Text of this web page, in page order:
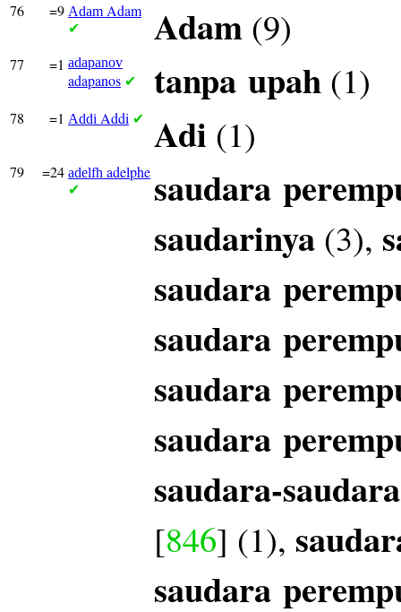
76 =9 Adam Adam
✔ Adam (9)
77 =1 adapanov
adapanos ✔ tanpa upah (1)
78 =1 Addi Addi ✔ Adi (1)
79 =24 adelfh adelphe
✔ saudara
saudarinya (3),
saudara
saudara
saudara
saudara
saudara-
[846] (1),
saudara